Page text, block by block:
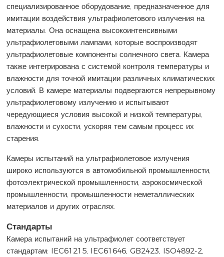
специализированное оборудование, предназначенное для
имитации воздействия ультрафиолетового излучения на
материалы. Она оснащена высокоинтенсивными
ультрафиолетовыми лампами, которые воспроизводят
ультрафиолетовые компоненты солнечного света. Камера
также интегрирована с системой контроля температуры и
влажности для точной имитации различных климатических
условий. В камере материалы подвергаются непрерывному
ультрафиолетовому излучению и испытывают
чередующиеся условия высокой и низкой температуры,
влажности и сухости, ускоряя тем самым процесс их
старения.
Камеры испытаний на ультрафиолетовое излучения
широко используются в автомобильной промышленности,
фотоэлектрической промышленности, аэрокосмической
промышленности, промышленности неметаллических
материалов и других отраслях.
Стандарты
Камера испытаний на ультрафиолет соответствует
стандартам: IEC61215, IEC61646, GB2423, ISO4892-2,